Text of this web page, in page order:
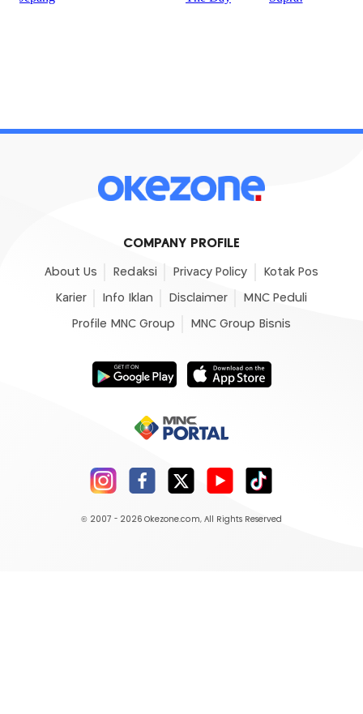
COMPANY PROFILE
About Us Redaksi Privacy Policy Kotak Pos
Karier Info Iklan Disclaimer MNC Peduli
Profile MNC Group MNC Group Bisnis
© 2007 - 2026 Okezone.com, All Rights Reserved